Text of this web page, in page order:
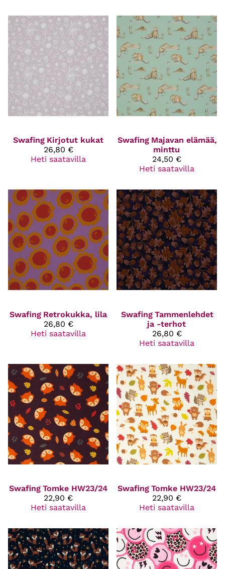
Swafing Kirjotut kukat
26,80 €
Heti saatavilla
Swafing Majavan elämää,
minttu
24,50 €
Heti saatavilla
Swafing Retrokukka, lila
26,80 €
Heti saatavilla
Swafing Tammenlehdet
ja -terhot
26,80 €
Heti saatavilla
Swafing Tomke HW23/24
22,90 €
Heti saatavilla
Swafing Tomke HW23/24
22,90 €
Heti saatavilla